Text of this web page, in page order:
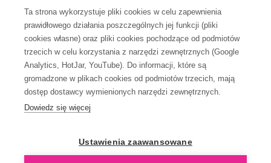
Ta strona wykorzystuje pliki cookies w celu zapewnienia
prawidłowego działania poszczególnych jej funkcji (pliki
cookies własne) oraz pliki cookies pochodzące od podmiotów
trzecich w celu korzystania z narzędzi zewnętrznych (Google
Analytics, HotJar, YouTube). Do informacji, które są
gromadzone w plikach cookies od podmiotów trzecich, mają
dostęp dostawcy wymienionych narzędzi zewnętrznych.
Dowiedz się więcej
Ustawienia zaawansowane
KONTAKT
OpenGift jest częścią ReflectGroup.